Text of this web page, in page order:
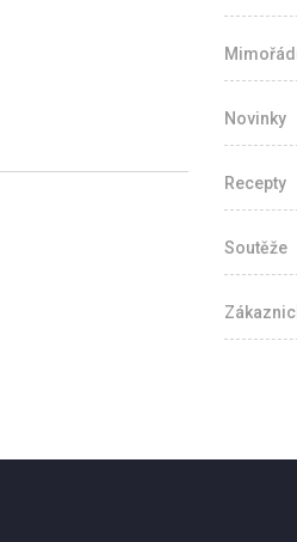
Novinky
Recepty
Soutěže